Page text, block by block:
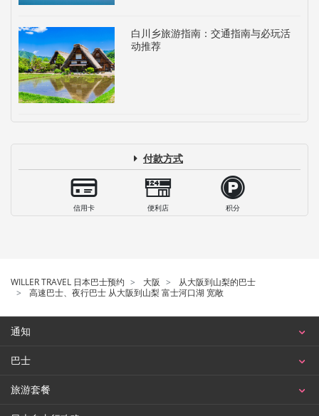
白川乡旅游指南：交通指南与必玩活
动推荐
付款方式
信用卡 便利店 积分
WILLER TRAVEL 日本巴士预约 大阪
从大阪到山梨的巴士
高速巴士、夜行巴士 从大阪到山梨 富士河口湖 宽敞
通知
巴士
旅游套餐